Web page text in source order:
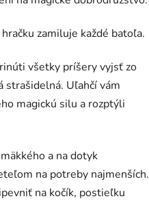
zamiluje každé batoľa.
všetky príšery vyjsť zo
strašidelná. Uľahčí vám
magickú silu a rozptýli
a na dotyk
na potreby najmenších.
na kočík, postieľku